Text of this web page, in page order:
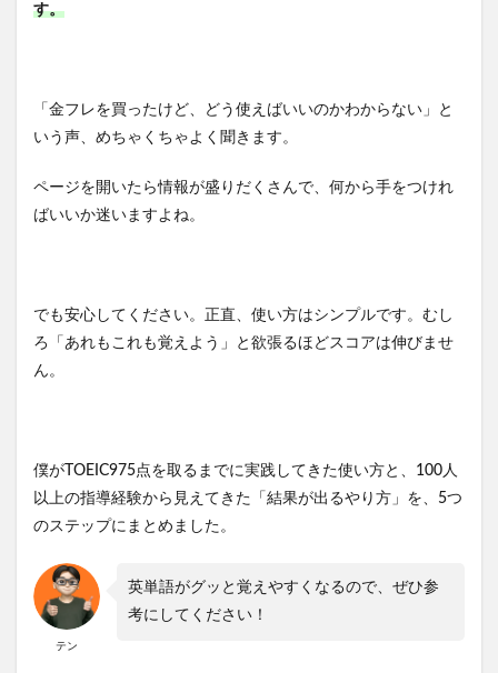
す。
「金フレを買ったけど、どう使えばいいのかわからない」と
いう声、めちゃくちゃよく聞きます。
ページを開いたら情報が盛りだくさんで、何から手をつけれ
ばいいか迷いますよね。
でも安心してください。正直、使い方はシンプルです。むし
ろ「あれもこれも覚えよう」と欲張るほどスコアは伸びませ
ん。
僕がTOEIC975点を取るまでに実践してきた使い方と、100人
以上の指導経験から見えてきた「結果が出るやり方」を、5つ
のステップにまとめました。
テン
英単語がグッと覚えやすくなるので、ぜひ参
考にしてください！